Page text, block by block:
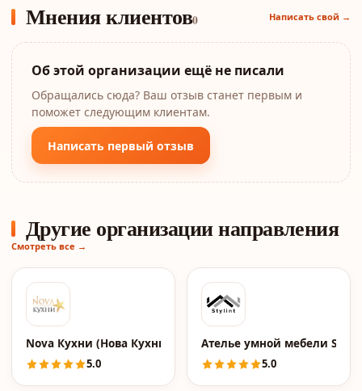
Мнения клиентов0 Написать свой →
Об этой организации ещё не писали
Обращались сюда? Ваш отзыв станет первым и
поможет следующим клиентам.
Написать первый отзыв
Другие организации направления
Смотреть все →
Nova Кухни (Нова Кухни)
5.0
Ателье умной мебели
5.0